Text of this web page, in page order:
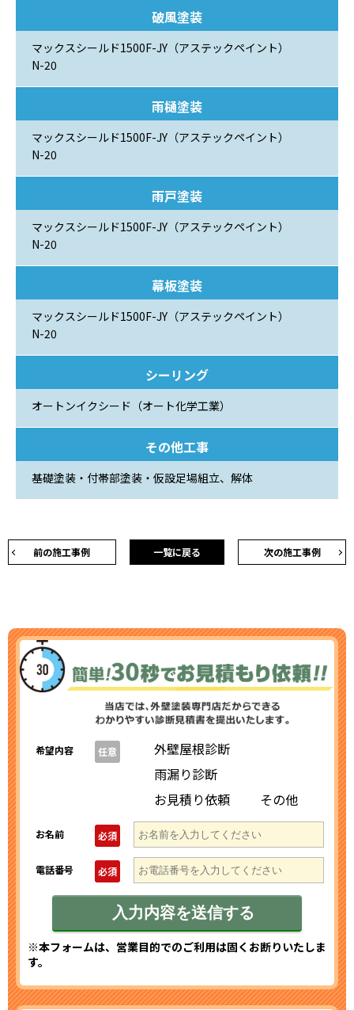
破風塗装
マックスシールド1500F-JY（アステックペイント）
N-20
雨樋塗装
マックスシールド1500F-JY（アステックペイント）
N-20
雨戸塗装
マックスシールド1500F-JY（アステックペイント）
N-20
幕板塗装
マックスシールド1500F-JY（アステックペイント）
N-20
シーリング
オートンイクシード（オート化学工業）
その他工事
基礎塗装・付帯部塗装・仮設足場組立、解体
前の施工事例 次の施工事例
一覧に戻る
希望内容 任意
外壁屋根診断
雨漏り診断
お見積り依頼
その他
お名前 必須
電話番号 必須
※本フォームは、営業目的でのご利用は固くお断りいたしま
す。